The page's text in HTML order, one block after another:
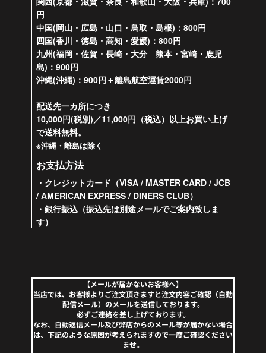
円
中国(岡山・広島・山口・鳥取・島根)：800円
四国(香川・徳島・高知・愛媛)：800円
九州(福岡・佐賀・長崎・大分 熊本・宮崎・鹿児
島)：900円
沖縄(沖縄)：900円＋離島航空運賃2000円
配送先一カ所につき
10,000円(税別)／11,000円（税込）以上お買い上げ
で送料無料。
※沖縄・離島は除く
お支払方法
・クレジットカード（VISA / MASTER CARD / JCB
/ AMERICAN EXPRESS / DINERS CLUB）
・銀行振込（振込先は別途メールでご案内致しま
す）
【メールが届かないお客様へ】
当店では、お客様よりご注文頂きますと注文内容ご確認（自動
配信メール）のメールを送信しております。
必ずご連絡を差し上げております。
なお、自動返信メール及び弊店からのメール等が届かない場合
は、下記のような原因が考えられますので一度ご確認ください
ませ。